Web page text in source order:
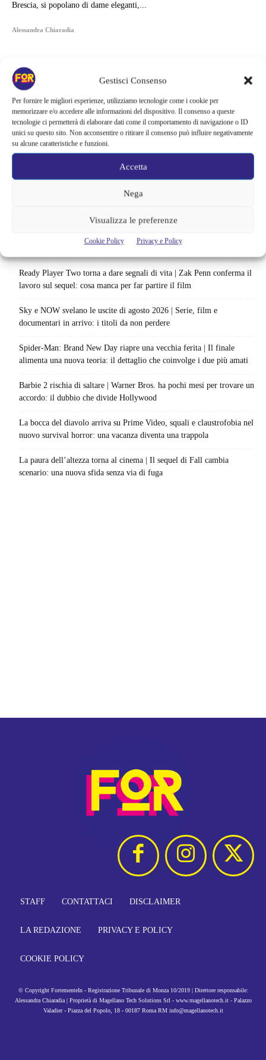
Gestisci Consenso
Per fornire le migliori esperienze, utilizziamo tecnologie come i cookie per
memorizzare e/o accedere alle informazioni del dispositivo. Il consenso a queste
tecnologie ci permetterà di elaborare dati come il comportamento di navigazione o ID
unici su questo sito. Non acconsentire o ritirare il consenso può influire negativamente
su alcune caratteristiche e funzioni.
Accetta
Nega
Visualizza le preferenze
Cookie Policy Privacy e Policy
Brescia, si popolano di dame eleganti,...
Alessandra Chiaradia
Monster affronta il caso Lizzie Borden, Netflix svela data e prime
immagini: cosa anticipano sulla nuova stagione
Ready Player Two torna a dare segnali di vita | Zak Penn conferma il
lavoro sul sequel: cosa manca per far partire il film
Sky e NOW svelano le uscite di agosto 2026 | Serie, film e
documentari in arrivo: i titoli da non perdere
Spider-Man: Brand New Day riapre una vecchia ferita | Il finale
alimenta una nuova teoria: il dettaglio che coinvolge i due più amati
Barbie 2 rischia di saltare | Warner Bros. ha pochi mesi per trovare un
accordo: il dubbio che divide Hollywood
La bocca del diavolo arriva su Prime Video, squali e claustrofobia nel
nuovo survival horror: una vacanza diventa una trappola
La paura dell’altezza torna al cinema | Il sequel di Fall cambia
scenario: una nuova sfida senza via di fuga
STAFF CONTATTACI DISCLAIMER
LA REDAZIONE PRIVACY E POLICY
COOKIE POLICY
© Copyright FortementeIn - Registrazione Tribunale di Monza 10/2019 | Direttore responsabile:
Alessandra Chiaradia | Proprietà di Magellano Tech Solutions Srl - www.magellanotech.it - Palazzo
Valadier - Piazza del Popolo, 18 - 00187 Roma RM info@magellanotech.it